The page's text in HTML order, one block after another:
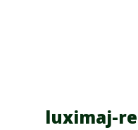
luximaj-